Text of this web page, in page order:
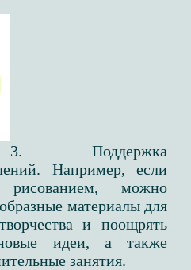
3. Поддержка
Например, если
рисованием, можно
материалы для
и поощрять
идеи, а также
занятия.